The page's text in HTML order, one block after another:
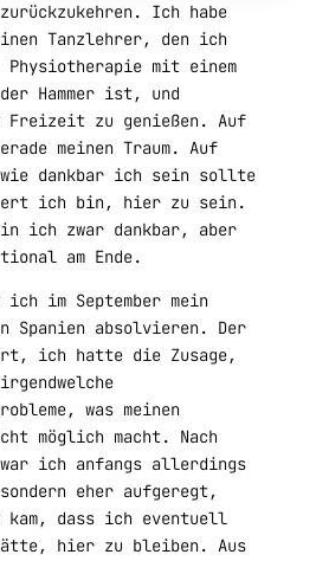
Ich habe
Tanzlehrer, den ich
mit einem
Hammer ist, und
Freizeit zu genießen. Auf
meinen Traum. Auf
dankbar ich sein sollte
ich bin, hier zu sein.
ich zwar dankbar, aber
am Ende.
im September mein
absolvieren. Der
ich hatte die Zusage,
was meinen
möglich macht. Nach
ich anfangs allerdings
eher aufgeregt,
dass ich eventuell
hier zu bleiben. Aus